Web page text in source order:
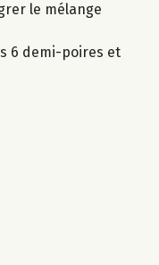
le mélange
6 demi-poires et